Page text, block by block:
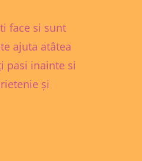
face si sunt
ajuta atâtea
pasi inainte si
și